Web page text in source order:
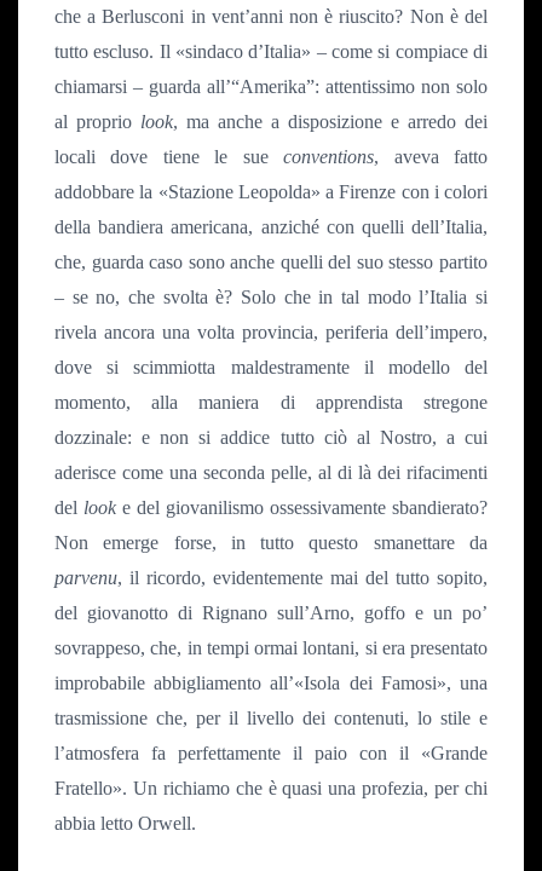
che a Berlusconi in vent’anni non è riuscito? Non è del
tutto escluso. Il «sindaco d’Italia» – come si compiace di
chiamarsi – guarda all’“Amerika”: attentissimo non solo
al proprio look, ma anche a disposizione e arredo dei
locali dove tiene le sueconventions, aveva fatto
addobbare la «Stazione Leopolda» a Firenze con i colori
della bandiera americana, anziché con quelli dell’Italia,
che, guarda caso sono anche quelli del suo stesso partito
– se no, che svolta è? Solo che in tal modo l’Italia si
rivela ancora una volta provincia, periferia dell’impero,
dove si scimmiotta maldestramente il modello del
momento, alla maniera di apprendista stregone
dozzinale: e non si addice tutto ciò al Nostro, a cui
aderisce come una seconda pelle, al di là dei rifacimenti
del look e del giovanilismo ossessivamente sbandierato?
Non emerge forse, in tutto questo smanettare da
parvenu, il ricordo, evidentemente mai del tutto sopito,
del giovanotto di Rignano sull’Arno, goffo e un po’
sovrappeso, che, in tempi ormai lontani, si era presentato
improbabile abbigliamento all’«Isola dei Famosi», una
trasmissione che, per il livello dei contenuti, lo stile e
l’atmosfera fa perfettamente il paio con il «Grande
Fratello». Un richiamo che è quasi una profezia, per chi
abbia letto Orwell.